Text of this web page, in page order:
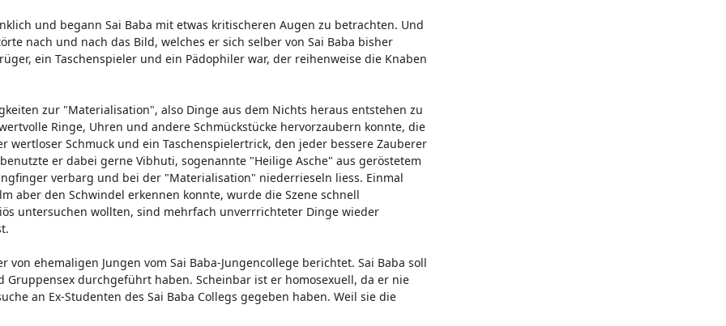
und begann Sai Baba mit etwas kritischeren Augen zu betrachten. Und
nach und nach das Bild, welches er sich selber von Sai Baba bisher
ein Taschenspieler und ein Pädophiler war, der reihenweise die Knaben
zur "Materialisation", also Dinge aus dem Nichts heraus entstehen zu
Ringe, Uhren und andere Schmückstücke hervorzaubern konnte, die
Schmuck und ein Taschenspielertrick, den jeder bessere Zauberer
er dabei gerne Vibhuti, sogenannte "Heilige Asche" aus geröstetem
verbarg und bei der "Materialisation" niederrieseln liess. Einmal
aber den Schwindel erkennen konnte, wurde die Szene schnell
untersuchen wollten, sind mehrfach unverrrichteter Dinge wieder
ehemaligen Jungen vom Sai Baba-Jungencollege berichtet. Sai Baba soll
durchgeführt haben. Scheinbar ist er homosexuell, da er nie
an Ex-Studenten des Sai Baba Collegs gegeben haben. Weil sie die